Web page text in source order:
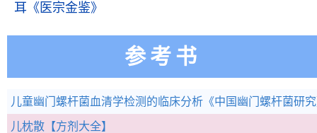
耳 《医宗金鉴》
参考书
儿童幽门螺杆菌血清学检测的临床分析 《中国幽门螺杆菌研
儿枕散 【方剂大全】